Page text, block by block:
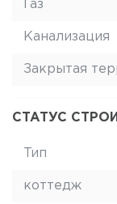
Газ
Канализация
Закрытая
СТАТУС
Тип
коттедж